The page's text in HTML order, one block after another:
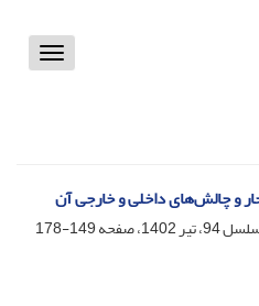
Toggle
و چالش‌های داخلی و خارجی آن
149-178